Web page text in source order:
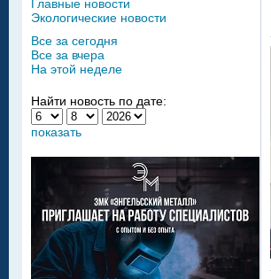
Главные новости
Экологические новости
Все за сегодня
Все за вчера
На этой неделе
Найти новость по дате:
показать